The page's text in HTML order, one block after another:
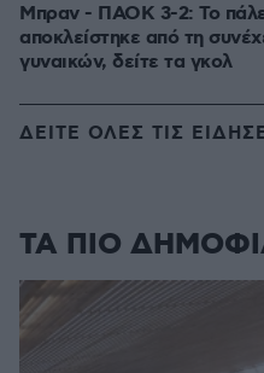
Μπραν - ΠΑΟΚ 3-2: Το
αποκλείστηκε από τη
γυναικών, δείτε τα γκολ
ΔΕΙΤΕ ΟΛΕΣ ΤΙΣ
ΤΑ ΠΙΟ